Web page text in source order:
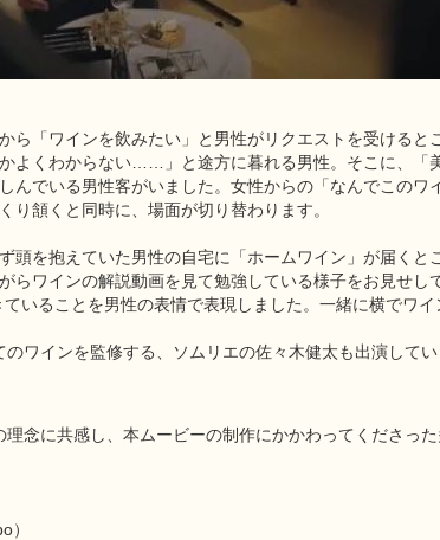
ら「ワインを飲みたい」と男性がリクエストを受ける
よくわからない……」と途方に暮れる男性。そこに、
んでいる男性客がいました。女性からの「なんでこの
り頷くと同時に、場面が切り替わります。
頭を抱えていた男性の自宅に「ホームワイン」が届く
らワインの解説動画を見て勉強している様子をお見せ
いることを男性の表情で表現しました。一緒に横でワ
ワインを監修する、ソムリエの佐々木健太も出演して
念に共感し、本ムービーの制作にかかわってくださった
）